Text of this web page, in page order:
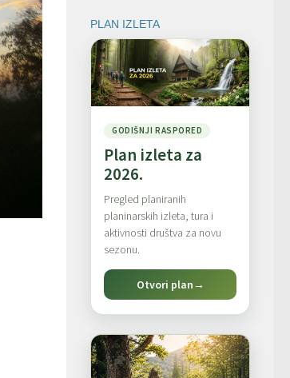
PLAN IZLETA
GODIŠNJI RASPORED
Plan izleta za
2026.
Pregled planiranih
planinarskih izleta, tura i
aktivnosti društva za novu
sezonu.
Otvori plan→